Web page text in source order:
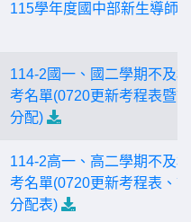
115學年度國中部新生導師
114-2國一、國二學期不及
考名單(0720更新考程表暨
分配)
114-2高一、高二學期不及
考名單(0720更新考程表、
分配表)